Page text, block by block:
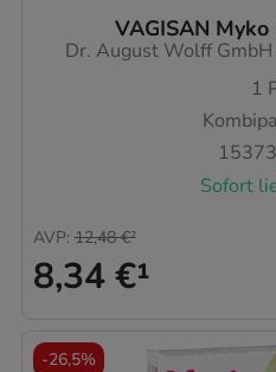
VAGISAN
Dr. August Wolff
1
Sofort
8,34 €¹
AVP: 12,48 €²
-26,5%